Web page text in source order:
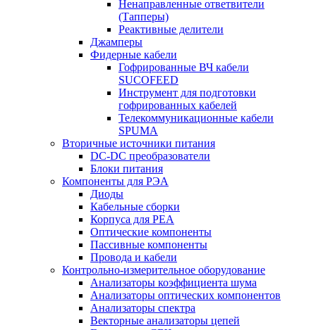
Ненаправленные ответвители
(Тапперы)
Реактивные делители
Джамперы
Фидерные кабели
Гофрированные ВЧ кабели
SUCOFEED
Инструмент для подготовки
гофрированных кабелей
Телекоммуникационные кабели
SPUMA
Вторичные источники питания
DC-DC преобразователи
Блоки питания
Компоненты для РЭА
Диоды
Кабельные сборки
Корпуса для РЕА
Оптические компоненты
Пассивные компоненты
Провода и кабели
Контрольно-измерительное оборудование
Анализаторы коэффициента шума
Анализаторы оптических компонентов
Анализаторы спектра
Векторные анализаторы цепей